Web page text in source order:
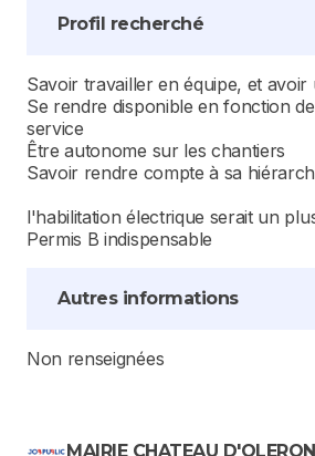
Profil recherché
Savoir travailler en équipe, et
Se rendre disponible en fonction
service
Être autonome sur les chantiers
Savoir rendre compte à sa
l'habilitation électrique serait un
Permis B indispensable
Autres informations
Non renseignées
MAIRIE CHATEAU D'OLERON